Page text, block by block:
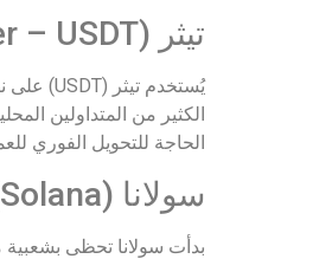
تيثر (Tether – USDT)
الكثير من المتداولين
الحاجة للتحويل الفوري
سولانا (Solana)
بدأت سولانا تحظى بشعبية